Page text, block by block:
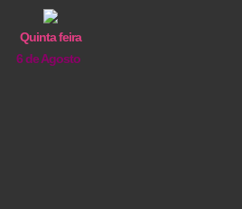
Quinta feira
6 de Agosto